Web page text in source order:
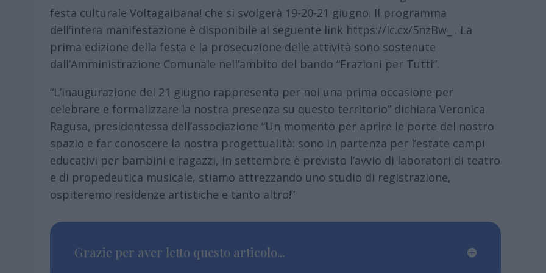
festa culturale Voltagaibana! che si svolgerà 19-20-21 giugno. Il programma
dell’intera manifestazione è disponibile al seguente link https://lc.cx/5nzBw_ . La
prima edizione della festa e la prosecuzione delle attività sono sostenute
dall’Amministrazione Comunale nell’ambito del bando “Frazioni per Tutti”.
“L’inaugurazione del 21 giugno rappresenta per noi una prima occasione per
celebrare e formalizzare la nostra presenza su questo territorio” dichiara Veronica
Ragusa, presidentessa dell’associazione “Un momento per aprire le porte del nostro
spazio e far conoscere la nostra progettualità: sono in partenza per l’estate campi
educativi per bambini e ragazzi, in settembre è previsto l’avvio di laboratori di teatro
e di propedeutica musicale, stiamo attrezzando uno studio di registrazione,
ospiteremo residenze artistiche e tanto altro!”
Grazie per aver letto questo articolo...